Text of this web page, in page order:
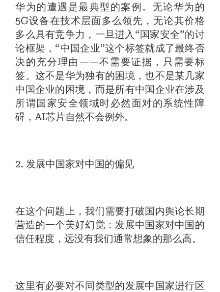
华为的遭遇是最典型的案例。无论华为的
5G设备在技术层面多么领先，无论其价格
多么具有竞争力，一旦进入“国家安全”的讨
论框架，“中国企业”这个标签就成了最终否
决的充分理由——不需要证据，只需要标
签。这不是华为独有的困境，也不是某几家
中国企业的困境，而是所有中国企业在涉及
所谓国家安全领域时必然面对的系统性障
碍，AI芯片自然不会例外。
2. 发展中国家对中国的偏见
在这个问题上，我们需要打破国内舆论长期
营造的一个美好幻觉：发展中国家对中国的
信任程度，远没有我们通常想象的那么高。
这里有必要对不同类型的发展中国家进行区